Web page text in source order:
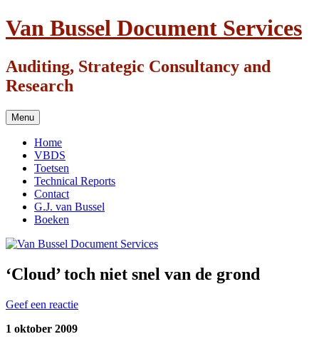
Ga
naar
inhoud
Van Bussel Document Services
Auditing, Strategic Consultancy and
Research
Menu
Home
VBDS
Toetsen
Technical Reports
Contact
G.J. van Bussel
Boeken
‘Cloud’ toch niet snel van de grond
Geef een reactie
1 oktober 2009